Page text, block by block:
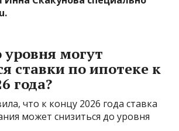
уровня могут
ставки по ипотеке к
года?
что к концу 2026 года ставка
может снизиться до уровня